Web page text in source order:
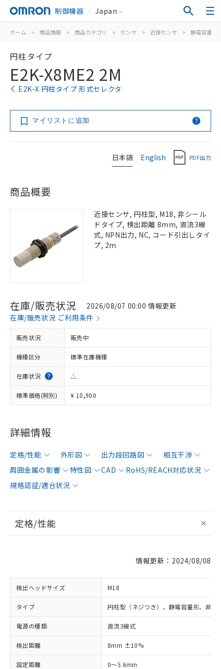
制御機器 Japan
ホーム > 商品情報 > 商品カテゴリ > センサ > 近接センサ > 静電容量形
円柱タイプ
E2K-X8ME2 2M
E2K-X 円柱タイプ 形式セレクタ
マイリストに追加
日本語 English PDF出力
商品概要
近接センサ, 円柱型, M18, 非シール
ドタイプ, 検出距離 8mm, 直流3線
式, NPN出力, NC, コード引出しタイ
プ, 2m
在庫/販売状況
2026/08/07 00:00 情報更新
在庫/販売状況 ご利用条件
販売状況 販売中
機種区分 標準在庫機種
在庫状況 △
標準価格(税別) ¥ 10,900
詳細情報
定格/性能 外形図 出力段回路図
相互干渉
周囲金属の影響
特性図 CAD
RoHS/REACH対応状況
規格認証/適合状況
定格/性能
情報更新：2024/08/08
検出ヘッドサイズ M18
タイプ 円柱型（ネジつき）、静電容量形、非シ
電源の種類 直流3線式
検出距離 8mm ±10%
設定距離 0～5.6mm